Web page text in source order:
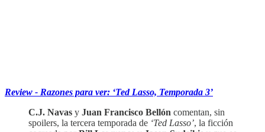
Review - Razones para ver: ‘Ted Lasso, Temporada 3’
C.J. Navas y Juan Francisco Bellón comentan, sin
spoilers, la tercera temporada de ‘Ted Lasso’, la ficción